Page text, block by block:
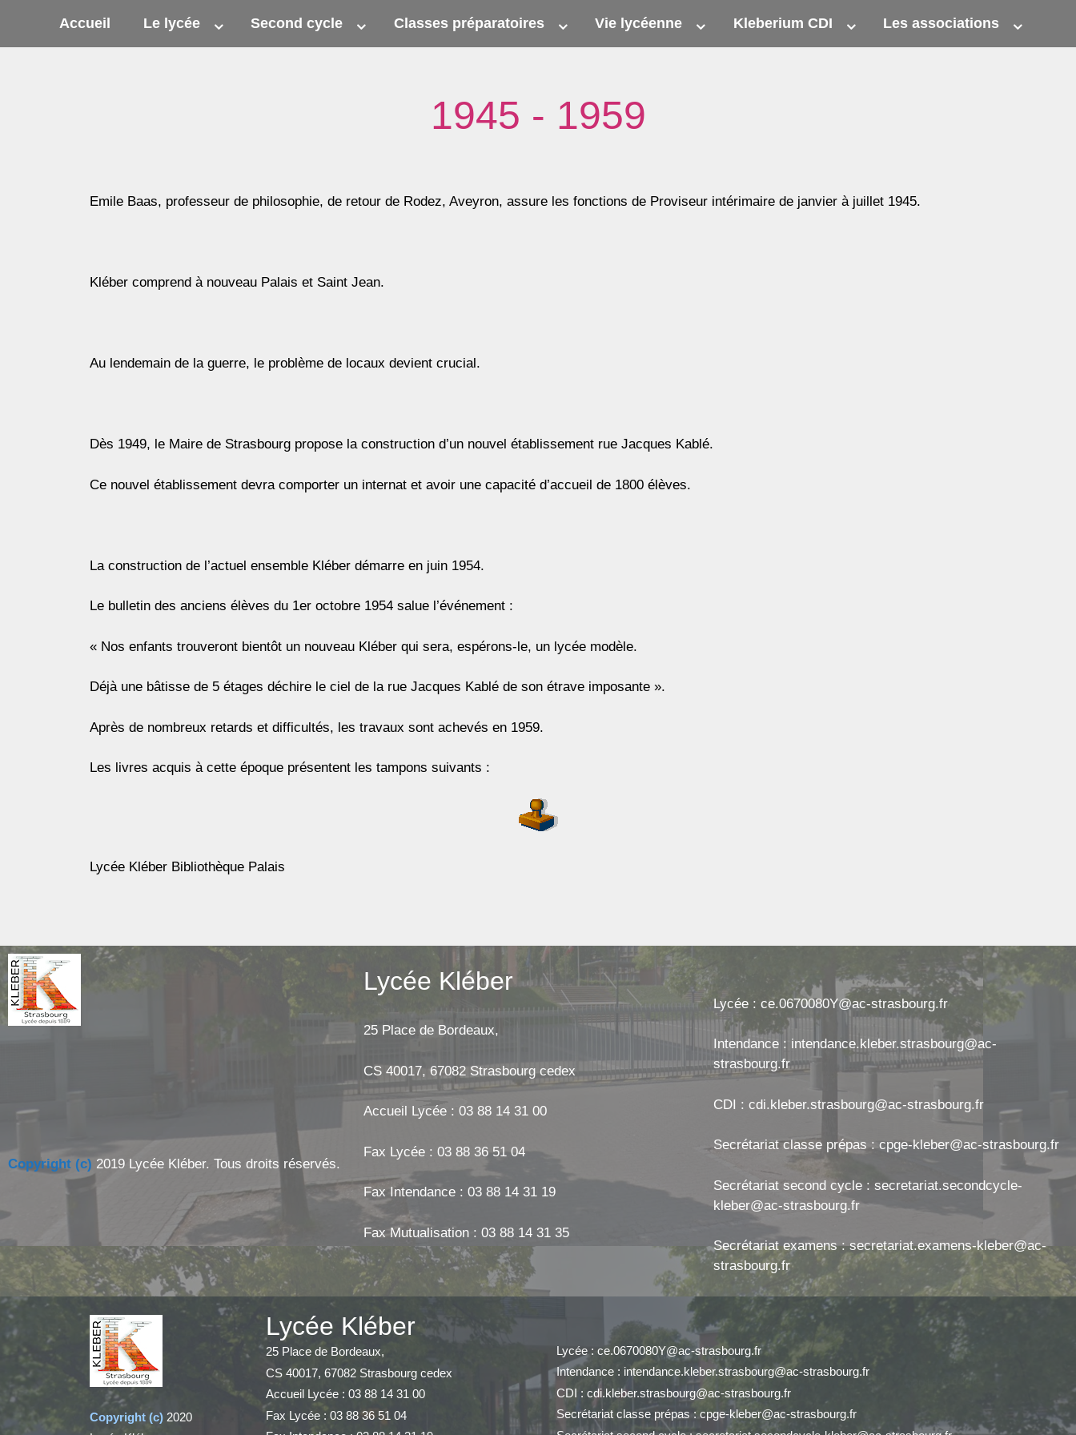
Accueil Le lycée Second cycle Classes préparatoires Vie lycéenne Kleberium CDI Les associations
1945 - 1959
Emile Baas, professeur de philosophie, de retour de Rodez, Aveyron, assure les fonctions de Proviseur intérimaire de janvier à juillet 1945.
Kléber comprend à nouveau Palais et Saint Jean.
Au lendemain de la guerre, le problème de locaux devient crucial.
Dès 1949, le Maire de Strasbourg propose la construction d’un nouvel établissement rue Jacques Kablé.
Ce nouvel établissement devra comporter un internat et avoir une capacité d’accueil de 1800 élèves.
La construction de l’actuel ensemble Kléber démarre en juin 1954.
Le bulletin des anciens élèves du 1er octobre 1954 salue l’événement :
« Nos enfants trouveront bientôt un nouveau Kléber qui sera, espérons-le, un lycée modèle.
Déjà une bâtisse de 5 étages déchire le ciel de la rue Jacques Kablé de son étrave imposante ».
Après de nombreux retards et difficultés, les travaux sont achevés en 1959.
Les livres acquis à cette époque présentent les tampons suivants :
Lycée Kléber Bibliothèque Palais
Copyright (c) 2019 Lycée Kléber. Tous droits réservés.
Lycée Kléber
25 Place de Bordeaux,
CS 40017, 67082 Strasbourg cedex
Accueil Lycée : 03 88 14 31 00
Fax Lycée : 03 88 36 51 04
Fax Intendance : 03 88 14 31 19
Fax Mutualisation : 03 88 14 31 35
Lycée : ce.0670080Y@ac-strasbourg.fr
Intendance : intendance.kleber.strasbourg@ac-
strasbourg.fr
CDI : cdi.kleber.strasbourg@ac-strasbourg.fr
Secrétariat classe prépas : cpge-kleber@ac-strasbourg.fr
Secrétariat second cycle : secretariat.secondcycle-
kleber@ac-strasbourg.fr
Secrétariat examens : secretariat.examens-kleber@ac-
strasbourg.fr
Copyright (c) 2020
Lycée Kléber
25 Place de Bordeaux,
CS 40017, 67082 Strasbourg cedex
Accueil Lycée : 03 88 14 31 00
Fax Lycée : 03 88 36 51 04
Lycée : ce.0670080Y@ac-strasbourg.fr
Intendance : intendance.kleber.strasbourg@ac-strasbourg.fr
CDI : cdi.kleber.strasbourg@ac-strasbourg.fr
Secrétariat classe prépas : cpge-kleber@ac-strasbourg.fr